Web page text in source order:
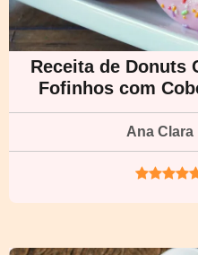
Receita de Donuts
Fofinhos com
Ana Clara